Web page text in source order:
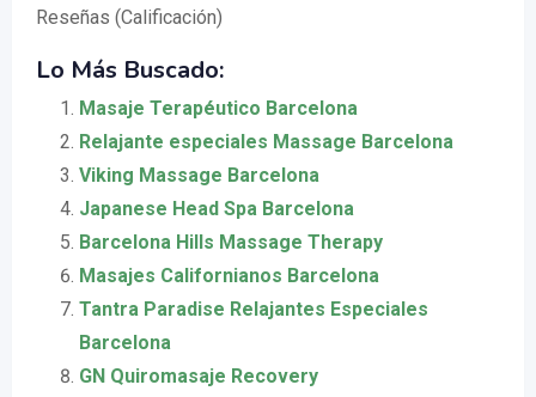
Reseñas (Calificación)
Lo Más Buscado:
Masaje Terapéutico Barcelona
Relajante especiales Massage Barcelona
Viking Massage Barcelona
Japanese Head Spa Barcelona
Barcelona Hills Massage Therapy
Masajes Californianos Barcelona
Tantra Paradise Relajantes Especiales
Barcelona
GN Quiromasaje Recovery